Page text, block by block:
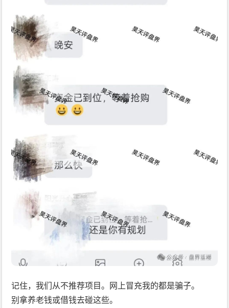
记住，我们从不推荐项目。网上冒充我的都是骗子。
别拿养老钱或借钱去碰这些。